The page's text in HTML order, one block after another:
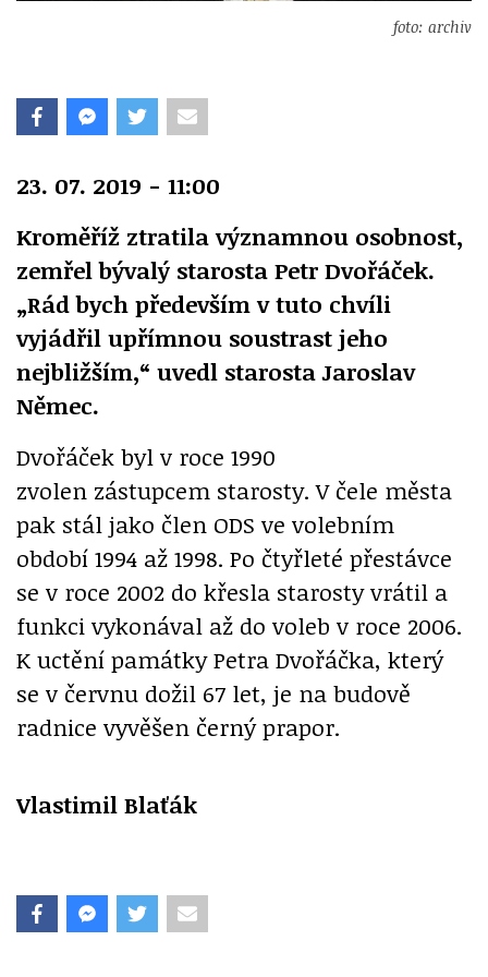
foto: archiv
23. 07. 2019 - 11:00
Kroměříž ztratila významnou osobnost,
zemřel bývalý starosta Petr Dvořáček.
„Rád bych především v tuto chvíli
vyjádřil upřímnou soustrast jeho
nejbližším,“ uvedl starosta Jaroslav
Němec.
Dvořáček byl v roce 1990
zvolen zástupcem starosty. V čele města
pak stál jako člen ODS ve volebním
období 1994 až 1998. Po čtyřleté přestávce
se v roce 2002 do křesla starosty vrátil a
funkci vykonával až do voleb v roce 2006.
K uctění památky Petra Dvořáčka, který
se v červnu dožil 67 let, je na budově
radnice vyvěšen černý prapor.
Vlastimil Blaťák